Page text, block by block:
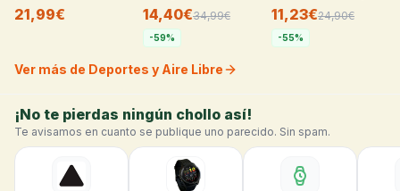
21,99€ 14,40€34,99€
-59%
11,23€24,90€
-55%
Ver más de Deportes y Aire Libre
¡No te pierdas ningún chollo así!
Te avisamos en cuanto se publique uno parecido. Sin spam.